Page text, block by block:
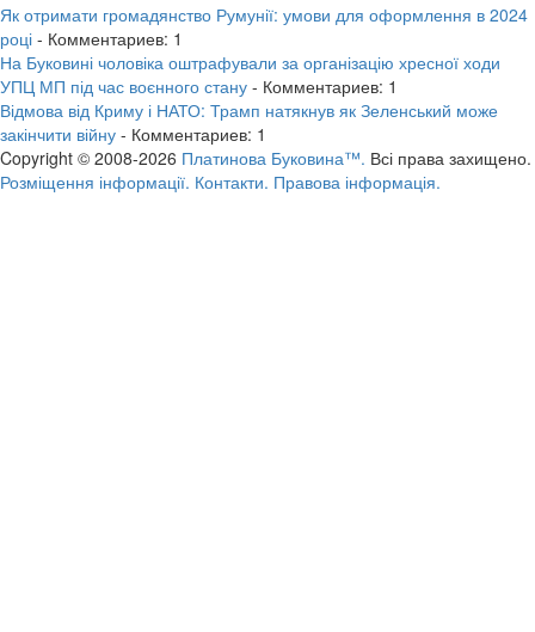
Як отримати громадянство Румунії: умови для оформлення в 2024
році - Комментариев: 1
На Буковині чоловіка оштрафували за організацію хресної ходи
УПЦ МП під час воєнного стану - Комментариев: 1
Відмова від Криму і НАТО: Трамп натякнув як Зеленський може
закінчити війну - Комментариев: 1
Copyright © 2008-2026 Платинова Буковина™. Всі права захищено.
Розміщення інформації. Контакти. Правова інформація.